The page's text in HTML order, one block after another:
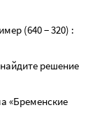
(640 − 320) :
решение
«Бременские